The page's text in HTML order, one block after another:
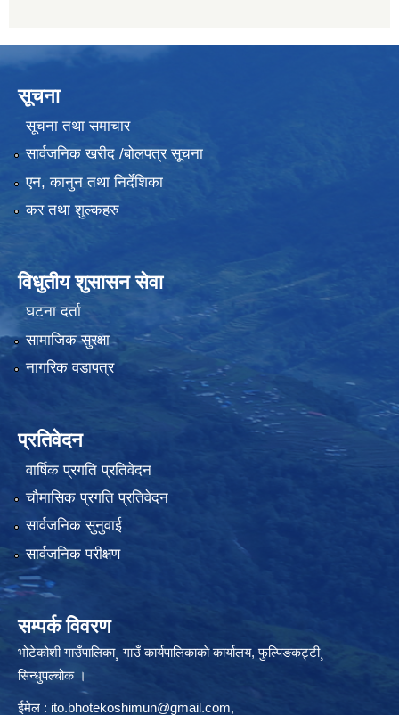
सूचना
सूचना तथा समाचार
सार्वजनिक खरीद /बोलपत्र सूचना
एन, कानुन तथा निर्देशिका
कर तथा शुल्कहरु
विधुतीय शुसासन सेवा
घटना दर्ता
सामाजिक सुरक्षा
नागरिक वडापत्र
प्रतिवेदन
वार्षिक प्रगति प्रतिवेदन
चौमासिक प्रगति प्रतिवेदन
सार्वजनिक सुनुवाई
सार्वजनिक परीक्षण
सम्पर्क विवरण
भोटेकोशी गाउँपालिका¸ गाउँ कार्यपालिकाकाे कार्यालय, फुल्पिङकट्टी¸
सिन्धुपल्चोक ।
ईमेल : ito.bhotekoshimun@gmail.com,